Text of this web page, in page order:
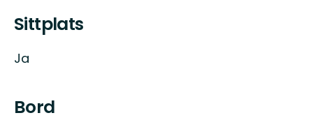
Sittplats
Ja
Bord